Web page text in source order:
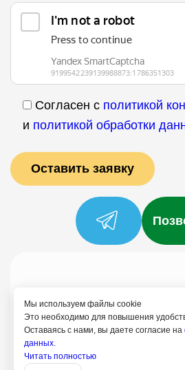
Согласен с политикой
и политикой обработки
Мы используем файлы cookie
Это необходимо для повышения
Оставаясь с нами, вы даете согласие на
данных.
Читать полностью
Политика
Согласие на обработку
8 (499) 113-80-28